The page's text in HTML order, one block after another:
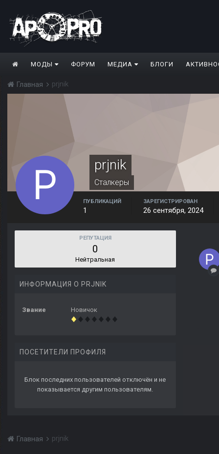
МОДЫ ФОРУМ МЕДИА БЛОГИ
Главная prjnik
prjnik
Сталкеры
ПУБЛИКАЦИЙ
1
ЗАРЕГИСТРИРОВАН
26 сентября, 2024
РЕПУТАЦИЯ
0
Нейтральная
ИНФОРМАЦИЯ О PRJNIK
Звание Новичок
ПОСЕТИТЕЛИ ПРОФИЛЯ
Блок последних пользователей отключён и не
показывается другим пользователям.
Главная prjnik